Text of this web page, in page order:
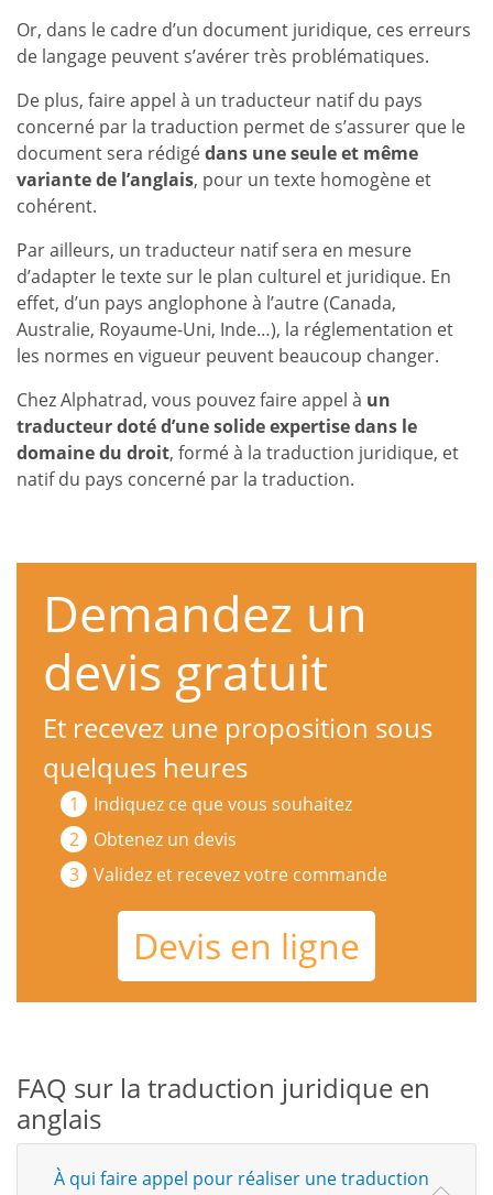
Or, dans le cadre d’un document juridique, ces erreurs
de langage peuvent s’avérer très problématiques.
De plus, faire appel à un traducteur natif du pays
concerné par la traduction permet de s’assurer que le
document sera rédigédans une seule et même
variante de l’anglais, pour un texte homogène et
cohérent.
Par ailleurs, un traducteur natif sera en mesure
d’adapter le texte sur le plan culturel et juridique. En
effet, d’un pays anglophone à l’autre (Canada,
Australie, Royaume-Uni, Inde…), la réglementation et
les normes en vigueur peuvent beaucoup changer.
Chez Alphatrad, vous pouvez faire appel à un
traducteur doté d’une solide expertise dans le
domaine du droit, formé à la traduction juridique, et
natif du pays concerné par la traduction.
Demandez un
devis gratuit
Et recevez une proposition sous
quelques heures
Indiquez ce que vous souhaitez
Obtenez un devis
Validez et recevez votre commande
Devis en ligne
FAQ sur la traduction juridique en
anglais
À qui faire appel pour réaliser une traduction